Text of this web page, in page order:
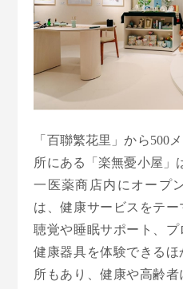
「百聯繁花里」から500
所にある「楽無憂小屋」
一医薬商店内にオープ
は、健康サービスをテ
聴覚や睡眠サポート、
健康器具を体験できる
所もあり、健康や高齢